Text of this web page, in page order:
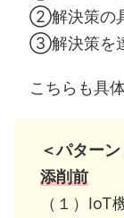
②解決策の
③解決策を
こちらも具体
＜パター
添削前
（１）IoT